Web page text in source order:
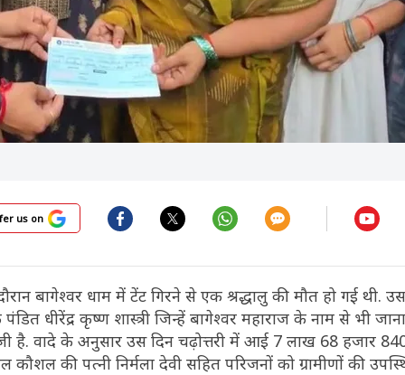
us on
बागेश्वर धाम में टेंट गिरने से एक श्रद्धालु की मौत हो गई थी.
धीरेंद्र कृष्ण शास्त्री जिन्हें बागेश्वर महाराज के नाम से भी
है. वादे के अनुसार उस दिन चढ़ोत्तरी में आई 7 लाख 68 हजार
कौशल की पत्नी निर्मला देवी सहित परिजनों को ग्रामीणों की